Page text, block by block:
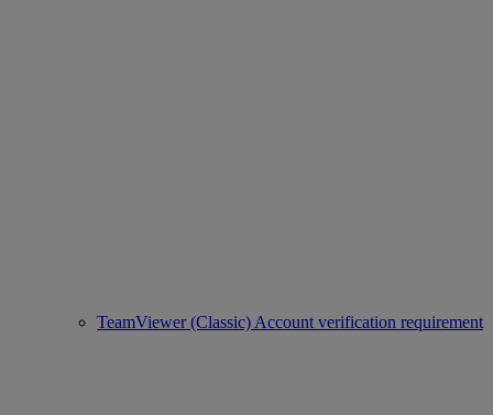
TeamViewer (Classic) Account verification requirement